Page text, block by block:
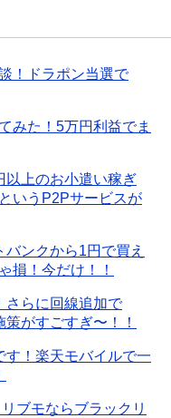
！ドラポン当選で
みた！5万円利益でま
以上のお小遣い稼ぎ
いうP2Pサービスが
ンクから1円で買え
損！今だけ！！
さらに回線追加で
がすごすぎ〜！！
！楽天モバイルで一
ブモならブラックリ